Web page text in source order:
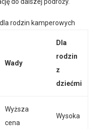
rodzin kamperowych
Wady
Dla
rodzin
z
dziećmi
Wyższa
cena
Wysoka